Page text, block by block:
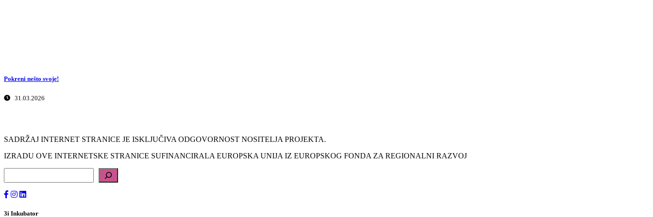
Pokreni nešto svoje!
31.03.2026
SADRŽAJ INTERNET STRANICE JE ISKLJUČIVA ODGOVORNOST NOSITELJA PROJEKTA.
IZRADU OVE INTERNETSKE STRANICE SUFINANCIRALA EUROPSKA UNIJA IZ EUROPSKOG FONDA ZA REGIONALNI RAZVOJ
3i Inkubator